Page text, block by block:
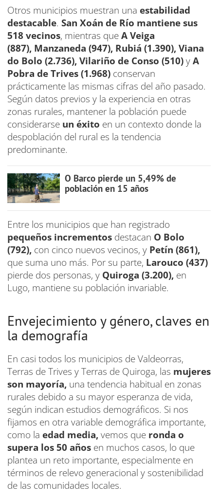
Otros municipios muestran una estabilidad
destacable. San Xoán de Río mantiene sus
518 vecinos, mientras queA Veiga
(887), Manzaneda (947), Rubiá (1.390),Viana
do Bolo (2.736),Vilariño de Conso (510)yA
Pobra de Trives (1.968) conservan
prácticamente las mismas cifras del año pasado.
Según datos previos y la experiencia en otras
zonas rurales, mantener la población puede
considerarse un éxito en un contexto donde la
despoblación del rural es la tendencia
predominante.
O Barco pierde un 5,49% de
población en 15 años
Entre los municipios que han registrado
pequeños incrementos destacan O Bolo
(792), con cinco nuevos vecinos, y Petín (861),
que suma uno más. Por su parte, Larouco (437)
pierde dos personas, y Quiroga (3.200), en
Lugo, mantiene su población invariable.
Envejecimiento y género, claves en
la demografía
En casi todos los municipios de Valdeorras,
Terras de Trives y Terras de Quiroga, las mujeres
son mayoría, una tendencia habitual en zonas
rurales debido a su mayor esperanza de vida,
según indican estudios demográficos. Si nos
fijamos en otra variable demográfica importante,
como la edad media,vemos que ronda o
supera los 50 años en muchos casos, lo que
plantea un reto importante, especialmente en
términos de relevo generacional y sostenibilidad
de las comunidades locales.